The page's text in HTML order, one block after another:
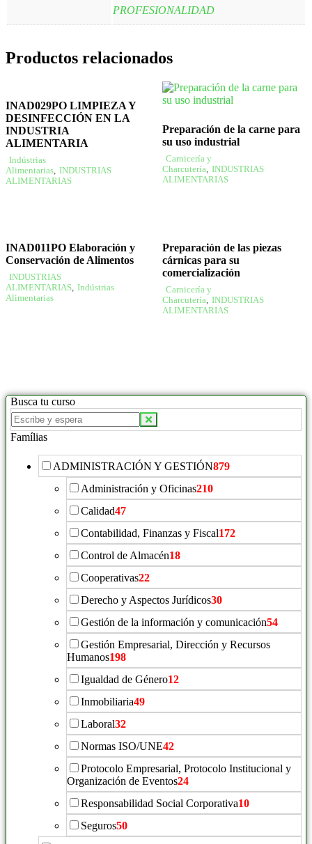
PROFESIONALIDAD
Productos relacionados
INAD029PO LIMPIEZA Y
DESINFECCIÓN EN LA
INDUSTRIA
ALIMENTARIA
Indústrias
Alimentarias, INDUSTRIAS
ALIMENTARIAS
Preparación de la carne para
su uso industrial
Carnicería y
Charcutería, INDUSTRIAS
ALIMENTARIAS
INAD011PO Elaboración y
Conservación de Alimentos
INDUSTRIAS
ALIMENTARIAS Indústrias
Alimentarias
Preparación de las piezas
cárnicas para su
comercialización
Carnicería y
Charcutería
INDUSTRIAS
ALIMENTARIAS
Busca tu curso
Famílias
ADMINISTRACIÓN Y GESTIÓN879
Administración y Oficinas210
Calidad47
Contabilidad, Finanzas y Fiscal172
Control de Almacén18
Cooperativas22
Derecho y Aspectos Jurídicos30
Gestión de la información y comunicación54
Gestión Empresarial, Dirección y Recursos
Humanos198
Igualdad de Género12
Inmobiliaria49
Laboral32
Normas ISO/UNE42
Protocolo Empresarial, Protocolo Institucional y
Organización de Eventos24
Responsabilidad Social Corporativa10
Seguros50